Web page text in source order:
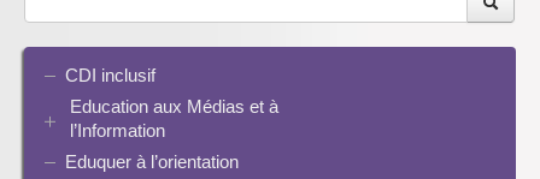
CDI inclusif
Education aux Médias et à
l’Information
EMI et translittératie
Eduquer à l’orientation